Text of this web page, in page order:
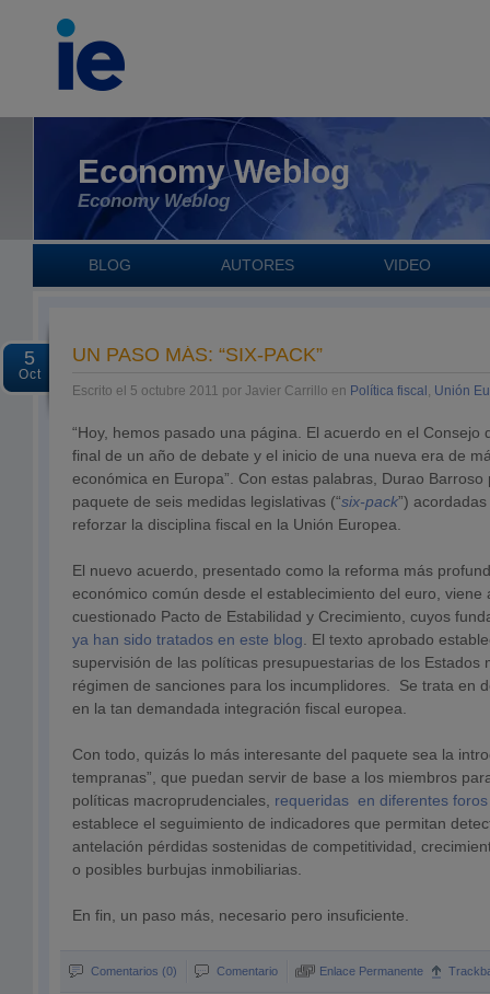
Economy Weblog
Economy Weblog
BLOG AUTORES VIDEO
5
Oct
UN PASO MÁS: “SIX-PACK”
Escrito el 5 octubre 2011 por Javier Carrillo en Política fiscal , Unión
“Hoy, hemos pasado una página. El acuerdo en el Consejo
final de un año de debate y el inicio de una nueva era de
económica en Europa”. Con estas palabras, Durao
paquete de seis medidas legislativas (“six-pack”)
reforzar la disciplina fiscal en la Unión Europea.
El nuevo acuerdo, presentado como la reforma más
económico común desde el establecimiento del euro, viene
cuestionado Pacto de Estabilidad y Crecimiento, cuyos
ya han sido tratados en este blog . El texto aprobado
supervisión de las políticas presupuestarias de los Estados
régimen de sanciones para los incumplidores. Se trata en
en la tan demandada integración fiscal europea.
Con todo, quizás lo más interesante del paquete sea la
tempranas”, que puedan servir de base a los miembros
políticas macroprudenciales, requeridas en diferentes
establece el seguimiento de indicadores que permitan
antelación pérdidas sostenidas de competitividad,
o posibles burbujas inmobiliarias.
En fin, un paso más, necesario pero insuficiente.
Comentarios (0) Comentario Enlace Permanente